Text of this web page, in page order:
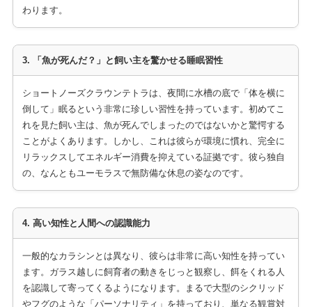
わります。
3. 「魚が死んだ？」と飼い主を驚かせる睡眠習性
ショートノーズクラウンテトラは、夜間に水槽の底で「体を横に
倒して」眠るという非常に珍しい習性を持っています。初めてこ
れを見た飼い主は、魚が死んでしまったのではないかと驚愕する
ことがよくあります。しかし、これは彼らが環境に慣れ、完全に
リラックスしてエネルギー消費を抑えている証拠です。彼ら独自
の、なんともユーモラスで無防備な休息の姿なのです。
4. 高い知性と人間への認識能力
一般的なカラシンとは異なり、彼らは非常に高い知性を持ってい
ます。ガラス越しに飼育者の動きをじっと観察し、餌をくれる人
を認識して寄ってくるようになります。まるで大型のシクリッド
やフグのような「パーソナリティ」を持っており、単なる観賞対